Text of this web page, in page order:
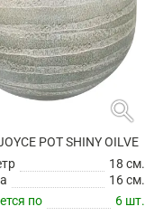
search
POT SHINY OILVE
18 см.
16 см.
по
6 шт.